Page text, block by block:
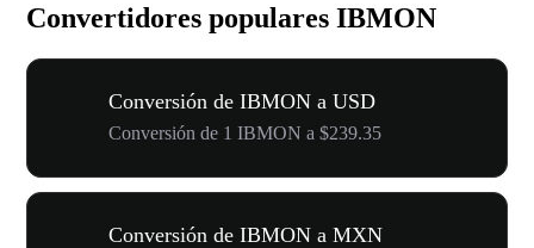
Convertidores populares IBMON
Conversión de IBMON a USD
Conversión de 1 IBMON a $239.35
Conversión de IBMON a MXN